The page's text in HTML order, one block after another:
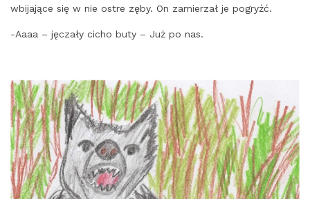
wbijające się w nie ostre zęby. On zamierzał je pogryźć.
-Aaaa – jęczały cicho buty – Już po nas.